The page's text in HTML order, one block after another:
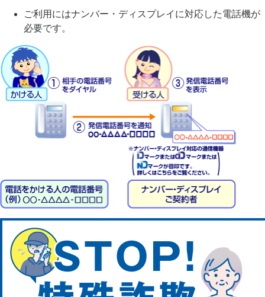
ご利用にはナンバー・ディスプレイに対応した電話機が
必要です。